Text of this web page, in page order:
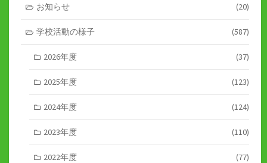
お知らせ (20)
学校活動の様子 (587)
2026年度 (37)
2025年度 (123)
2024年度 (124)
2023年度 (110)
2022年度 (77)